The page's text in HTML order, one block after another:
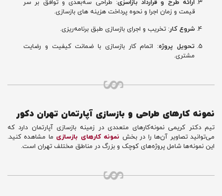
ارائه طرح و قرارداد بازاسزی: طراحی سه‌بعدی و توافق بر سر
قیمت و زمان اجرا و نحوه پرداخت هزینه های بازسازی.
شروع کار: تخریب و اجرای بازسازی طبق برنامه‌ریزی.
تحویل پروژه: اتمام کار بازسازی با ضمانت کیفیت و رضایت
مشتری.
نمونه کارهای طراحی و بازسازی آپارتمان تهران دکور
تیم دکتر کریمی نمونه‌کارهای متعددی در زمینه بازسازی آپارتمان دارد که
می‌توانید تصاویر آن‌ها را در بخش نمونه کارهای بازسازی ما مشاهده کنید.
این نمونه‌ها شامل پروژه‌های کوچک و بزرگ در مناطق مختلف تهران است.